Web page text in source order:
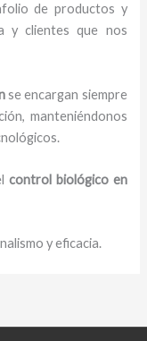
de productos y
y clientes que nos
se encargan siempre
manteniéndonos
control biológico en
y eficacia.